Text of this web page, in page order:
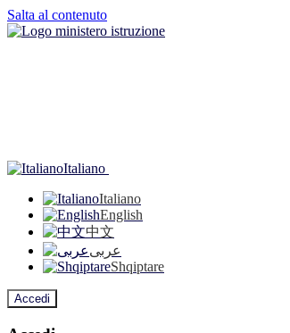
Salta al contenuto
Italiano
Italiano
English
中文
عربى
Shqiptare
Accedi